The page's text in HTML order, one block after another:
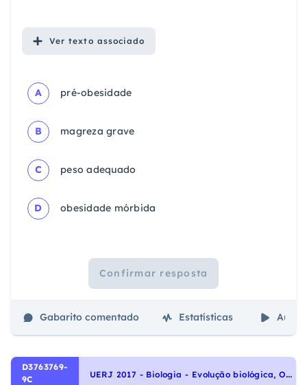
Ver texto associado
A pré-obesidade
B magreza grave
C peso adequado
D obesidade mórbida
Confirmar resposta
Gabarito comentado Estatísticas Aulas
D3763769-
9C
U
ERJ 2017 - Biologia - Evolução biológica, Origem e evolução da vida